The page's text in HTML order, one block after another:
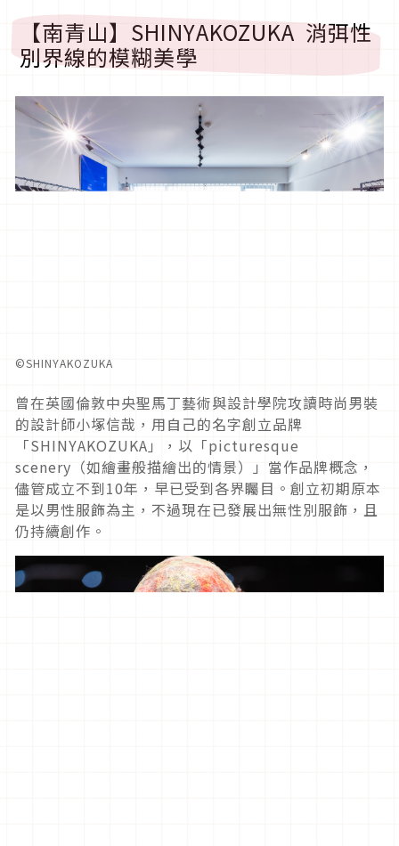
【南青山】 SHINYAKOZUKA消弭性
別界線的模糊美學
©︎SHINYAKOZUKA
曾在英國倫敦中央聖馬丁藝術與設計學院攻讀時尚男裝
的設計師小塚信哉，用自己的名字創立品牌
「SHINYAKOZUKA 」，以「picturesque
scenery （如繪畫般描繪出的情景）」當作品牌概念，
儘管成立不到10年，早已受到各界矚目。 創立初期原本
是以男性服飾為主，不過現在已發展出無性別服飾， 且
仍持續創作。